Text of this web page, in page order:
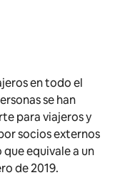
en todo el
se han
para viajeros y
socios externos
equivale a un
de 2019.